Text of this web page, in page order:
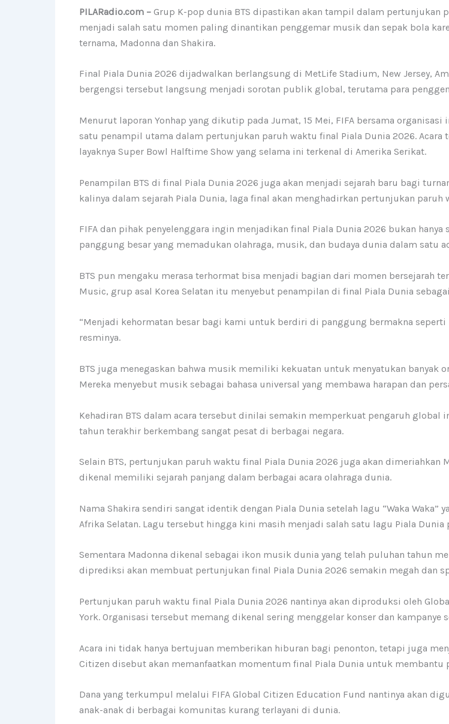
PILARadio.com – Grup K-pop dunia BTS dipastikan akan tampil dalam pertunjukan
menjadi salah satu momen paling dinantikan penggemar musik dan sepak bola
ternama, Madonna dan Shakira.
Final Piala Dunia 2026 dijadwalkan berlangsung di MetLife Stadium, New Jersey,
bergengsi tersebut langsung menjadi sorotan publik global, terutama para
Menurut laporan Yonhap yang dikutip pada Jumat, 15 Mei, FIFA bersama
satu penampil utama dalam pertunjukan paruh waktu final Piala Dunia 2026.
layaknya Super Bowl Halftime Show yang selama ini terkenal di Amerika Serikat.
Penampilan BTS di final Piala Dunia 2026 juga akan menjadi sejarah baru bagi
kalinya dalam sejarah Piala Dunia, laga final akan menghadirkan pertunjukan
FIFA dan pihak penyelenggara ingin menjadikan final Piala Dunia 2026 bukan
panggung besar yang memadukan olahraga, musik, dan budaya dunia dalam satu
BTS pun mengaku merasa terhormat bisa menjadi bagian dari momen bersejarah
Music, grup asal Korea Selatan itu menyebut penampilan di final Piala Dunia
“Menjadi kehormatan besar bagi kami untuk berdiri di panggung bermakna
resminya.
BTS juga menegaskan bahwa musik memiliki kekuatan untuk menyatukan banyak
Mereka menyebut musik sebagai bahasa universal yang membawa harapan dan
Kehadiran BTS dalam acara tersebut dinilai semakin memperkuat pengaruh global
tahun terakhir berkembang sangat pesat di berbagai negara.
Selain BTS, pertunjukan paruh waktu final Piala Dunia 2026 juga akan dimeriahkan
dikenal memiliki sejarah panjang dalam berbagai acara olahraga dunia.
Nama Shakira sendiri sangat identik dengan Piala Dunia setelah lagu “Waka
Afrika Selatan. Lagu tersebut hingga kini masih menjadi salah satu lagu Piala
Sementara Madonna dikenal sebagai ikon musik dunia yang telah puluhan tahun
diprediksi akan membuat pertunjukan final Piala Dunia 2026 semakin megah dan
Pertunjukan paruh waktu final Piala Dunia 2026 nantinya akan diproduksi oleh
York. Organisasi tersebut memang dikenal sering menggelar konser dan
Acara ini tidak hanya bertujuan memberikan hiburan bagi penonton, tetapi juga
Citizen disebut akan memanfaatkan momentum final Piala Dunia untuk membantu
Dana yang terkumpul melalui FIFA Global Citizen Education Fund nantinya akan
anak-anak di berbagai komunitas kurang terlayani di dunia.